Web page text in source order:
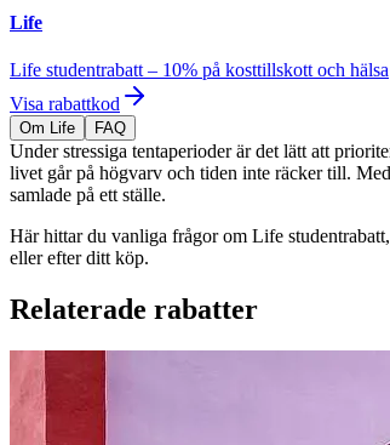
Life
Life studentrabatt – 10% på kosttillskott och hälsa
Visa rabattkod
Om Life FAQ
Under stressiga tentaperioder är det lätt att
livet går på högvarv och tiden inte räcker till.
samlade på ett ställe.
Här hittar du vanliga frågor om Life
eller efter ditt köp.
Relaterade rabatter